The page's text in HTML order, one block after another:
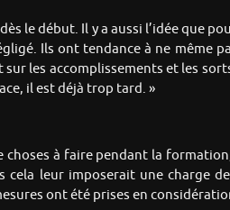
le début. Il y a aussi l’idée que
Ils ont tendance à ne même
les accomplissements et les
il est déjà trop tard. »
choses à faire pendant la
cela leur imposerait une charge
ont été prises en